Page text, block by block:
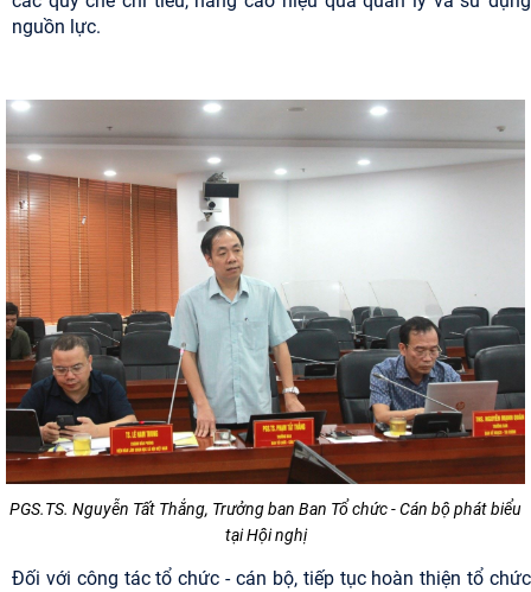
nguồn lực.
PGS.TS. Nguyễn Tất Thắng, Trưởng ban Ban Tổ chức - Cán bộ phát biểu
tại Hội nghị
Đối với công tác tổ chức - cán bộ, tiếp tục hoàn thiện tổ chức